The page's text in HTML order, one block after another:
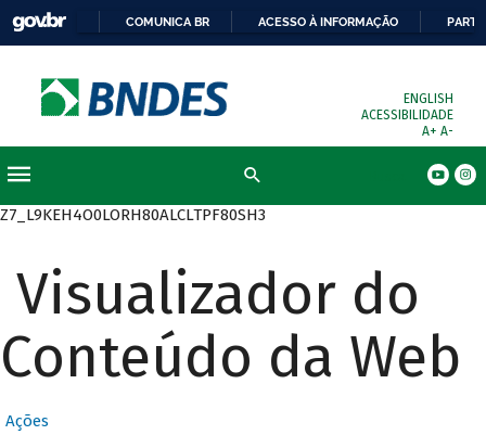
COMUNICA BR ACESSO À INFORMAÇÃO
ENGLISH
ACESSIBILIDADE
A+ A-
Z7_L9KEH4O0LORH80ALCLTPF80SH3
Visualizador do
Conteúdo da Web
Ações